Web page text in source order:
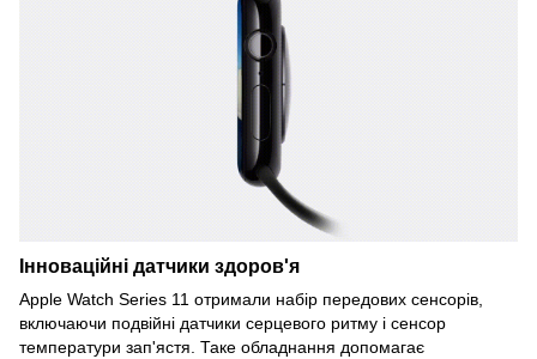
Інноваційні датчики здоров'я
Apple Watch Series 11 отримали набір передових сенсорів,
включаючи подвійні датчики серцевого ритму і сенсор
температури зап'ястя. Таке обладнання допомагає